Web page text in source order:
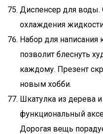
Диспенсер для воды.
охлаждения
Набор для написания
позволит блеснуть
каждому. Презент
новым хобби.
Шкатулка из дерева
функциональный
Дорогая вещь